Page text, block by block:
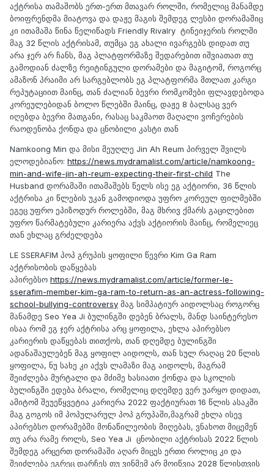
აქტრისა თამაშობს ერთ-ერთ მთავარ როლში, რომელიც მანამდე
ბოიფრენდმა მიატოვა და დაჟე მაგის შემდეგ ლესბი დორამაშიც
კი ითამაშა წინა წელიწადს Friendly Rivalry ტინეიჯერის როლში
მაგ 32 წლის აქტრისამ, თუმცა ეგ ახალი ივარგებს დიდათ თუ
არა ჯერ არ ჩანს, მაგ პლატფორმაზე შედარებით იშვიათათ თუ
გამოდიან ძალზე რეიტინგული დორამები და მაგიტომ, როგორც
ამაზონ პრაიმი არ სარგებლობს ეგ პლატფორმა მთლათ კარგი
რეპუტაციით მაინც, თან ძალიან ბევრი რომკომები ფლავდებოდა
კორეულებიდან ბოლო წლებში მაინც, დაჟე 8 ბალსაც ვერ
იღებდა ბევრი მათგანი, რასაც საკმაოთ მაღალი ვოჩერების
რაოდენობა ქონდა და ცნობილი კასტი თან
Namkoong Min და მისი მეუღლე Jin Ah Reum პირველ შვილს
ელოდებიანო: https://news.mydramalist.com/article/namkoong-
min-and-wife-jin-ah-reum-expecting-their-first-child The
Husband დორამაში ითამაშებს წელს ისე ეგ აქტიორი, 36 წლის
აქტრისა კი წლების უკან გამოდიოდა უფრო კორეულ ფილმებში
ეგეც უფრო ეპიზოდურ როლებში, მაგ მხრივ ქმარს გაცილებით
უფრო წარმატებული კარიერა აქვს აქტიორის მაინც, რომელიეც
თან ეხლაც გრძელდება
LE SSERAFIM პოპ გრუპის ყოფილი წევრი Kim Ga Ram
აქტრისობის დაწყებას
აპირებსო https://news.mydramalist.com/article/former-le-
sserafim-member-kim-ga-ram-to-return-as-an-actress-following-
school-bullying-controversy მაგ სიმპატიურ აიდოლსაც როგორც
მანამდე Seo Yea Ji ბულინგში დებენ ბრალს, მანდ საინტერესო
ისაა რომ ეგ ჯერ აქტრისა არც ყოფილა, ეხლა აპირებსო
კარიერის დაწყებას თითქოს, თან დღემდე ბულინგში
ადანაშაულებენ მაგ ყოფილ აიდოლს, თან სულ რაღაც 20 წლის
ყოფილა, ნუ სახე კი აქვს ლამაზი მაგ აიდოლს, მაგრამ
შეიძლება მურტალი და მძიმე ხასიათი ქონდა და სკოლის
ბულინგში ედება ბრალი, რომელიც დღემდე ვერ უარყო დიდათ,
ამიტომ შეუეწყვეტია კარიერა 2022 ფაქტიურათ 16 წლის ასაკში
მაგ გოგოს იმ პოპულარულ პოპ გრუპაში,მაგრამ ეხლა ისევ
აპირებსო დორამებში მონაწილეობის მიღებას, ვნახოთ მიცემენ
თუ არა რამე როლს, Seo Yea Ji ცნობილი აქტრისას 2022 წლის
შემდეგ არცერთ დორამაში აღარ მიცეს ერთი როლიც კი და
შეიძლება ეგრეც დარჩეს თუ ვინმემ არ მოიწვია 2028 წლისთვის